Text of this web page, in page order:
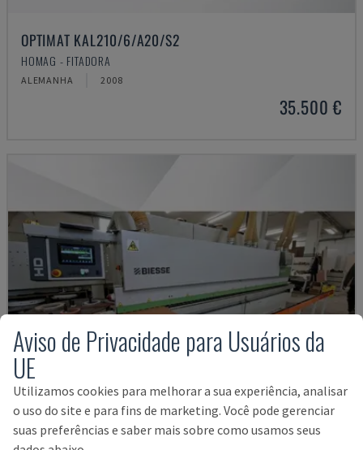
OPTIMAT KAL210/6/A20/S2
HOMAG - FITADORA
ALEMANHA 2008
35.500 €
JADE 340
Aviso de Privacidade para Usuários da
UE
Utilizamos cookies para melhorar a sua experiência, analisar
o uso do site e para fins de marketing. Você pode gerenciar
suas preferências e saber mais sobre como usamos seus